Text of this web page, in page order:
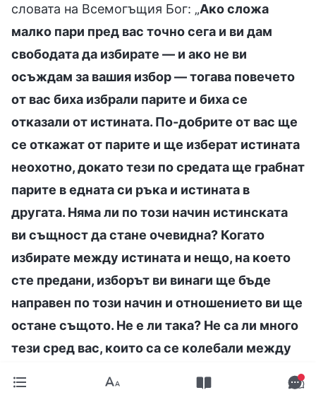
словата на Всемогъщия Бог: „Ако сложа
малко пари пред вас точно сега и ви дам
свободата да избирате — и ако не ви
осъждам за вашия избор — тогава повечето
от вас биха избрали парите и биха се
отказали от истината. По-добрите от вас ще
се откажат от парите и ще изберат истината
неохотно, докато тези по средата ще грабнат
парите в едната си ръка и истината в
другата. Няма ли по този начин истинската
ви същност да стане очевидна? Когато
избирате между истината и нещо, на което
сте предани, изборът ви винаги ще бъде
направен по този начин и отношението ви ще
остане същото. Не е ли така? Не са ли много
тези сред вас, които са се колебали между
правилното и грешното? При всичката борба
между положителното и негативното,